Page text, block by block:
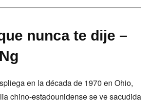
nunca te dije –
en la década de 1970 en Ohio,
chino-estadounidense se ve sacudida